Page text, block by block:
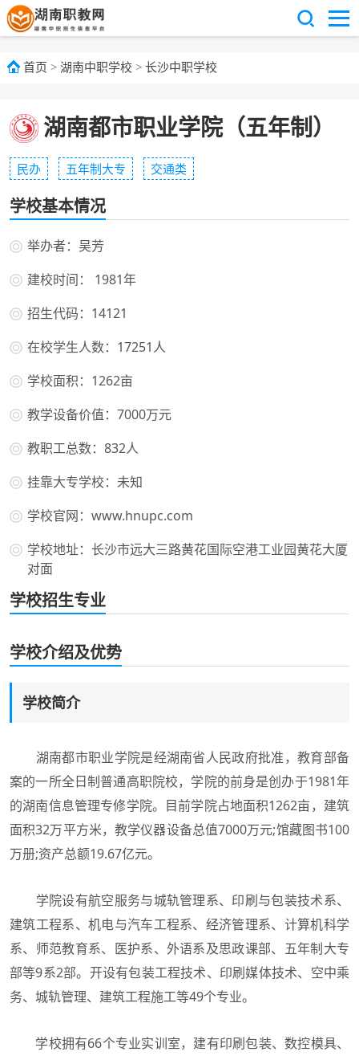
首页 > 湖南中职学校 > 长沙中职学校
湖南都市职业学院（五年制）
民办 五年制大专 交通类
学校基本情况
举办者：吴芳
建校时间： 1981年
招生代码：14121
在校学生人数：17251人
学校面积：1262亩
教学设备价值：7000万元
教职工总数：832人
挂靠大专学校：未知
学校官网：www.hnupc.com
学校地址：长沙市远大三路黄花国际空港工业园黄花大厦
对面
学校招生专业
学校介绍及优势
学校简介
湖南都市职业学院是经湖南省人民政府批准，教育部备
案的一所全日制普通高职院校，学院的前身是创办于1981年
的湖南信息管理专修学院。目前学院占地面积1262亩，建筑
面积32万平方米，教学仪器设备总值7000万元;馆藏图书100
万册;资产总额19.67亿元。
学院设有航空服务与城轨管理系、印刷与包装技术系、
建筑工程系、机电与汽车工程系、经济管理系、计算机科学
系、师范教育系、医护系、外语系及思政课部、五年制大专
部等9系2部。开设有包装工程技术、印刷媒体技术、空中乘
务、城轨管理、建筑工程施工等49个专业。
学校拥有66个专业实训室，建有印刷包装、数控模具、